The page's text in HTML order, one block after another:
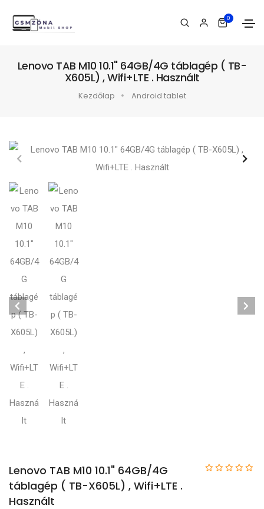
0
Lenovo TAB M10 10.1" 64GB/4G táblagép ( TB-
X605L) , Wifi+LTE . Használt
Kezdőlap Android tablet
Lenovo TAB M10 10.1" 64GB/4G
táblagép ( TB-X605L) , Wifi+LTE .
Használt